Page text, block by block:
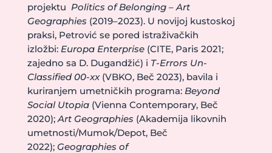
projektu Politics of Belonging – Art
Geographies (2019–2023). U novijoj kustoskoj
praksi, Petrović se pored istraživačkih
izložbi: Europa Enterprise(CITE, Paris 2021;
zajedno sa D. Dugandžić) i T-Errors Un-
Classified 00-xx(VBKO, Beč 2023), bavila i
kuriranjem umetničkih programa: Beyond
Social Utopia(Vienna Contemporary, Beč
2020); Art Geographies (Akademija likovnih
umetnosti/Mumok/Depot, Beč
2022); Geographies of